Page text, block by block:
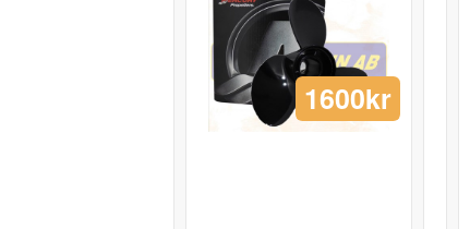
1600kr